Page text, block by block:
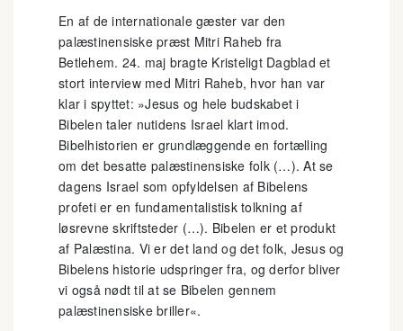
En af de internationale gæster var den
palæstinensiske præst Mitri Raheb fra
Betlehem. 24. maj bragte Kristeligt Dagblad et
stort interview med Mitri Raheb, hvor han var
klar i spyttet: »Jesus og hele budskabet i
Bibelen taler nutidens Israel klart imod.
Bibelhistorien er grundlæggende en fortælling
om det besatte palæstinensiske folk (…). At se
dagens Israel som opfyldelsen af Bibelens
profeti er en fundamentalistisk tolkning af
løsrevne skriftsteder (…). Bibelen er et produkt
af Palæstina. Vi er det land og det folk, Jesus og
Bibelens historie udspringer fra, og derfor bliver
vi også nødt til at se Bibelen gennem
palæstinensiske briller«.